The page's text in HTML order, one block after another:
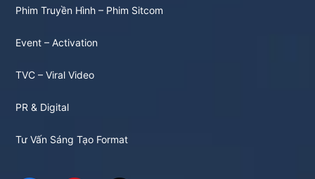
Phim Truyền Hình – Phim Sitcom
Event – Activation
TVC – Viral Video
PR & Digital
Tư Vấn Sáng Tạo Format